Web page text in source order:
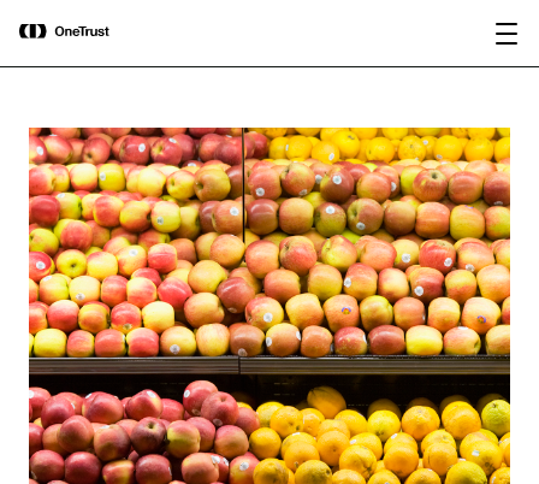
OneTrust als „Visionär“ im Gartner®
Magic Quadrant™ 2026 für
Plattformen zur KI-Governance